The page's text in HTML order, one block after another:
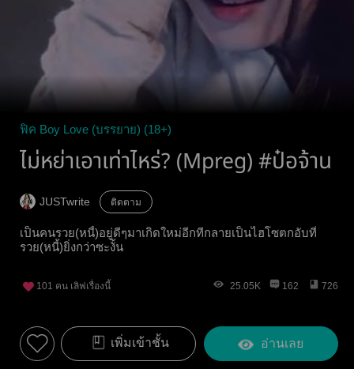
ฟิค Boy Love (บรรยาย) (18+)
ไม่หย่าเอาเท่าไหร่? (Mpreg) #ป๋อจ้าน
JUSTwrite ติดตาม
เป็นคนรวย(หนี้)อยู่ดีๆมาเกิดใหม่อีกทีกลายเป็นไฮโซตกอับที่
รวย(หนี้)ยิ่งกว่าซะงั้น
101 คน เลิฟเรื่องนี้ 25.05K 162 726
เพิ่มเข้าชั้น อ่านเลย